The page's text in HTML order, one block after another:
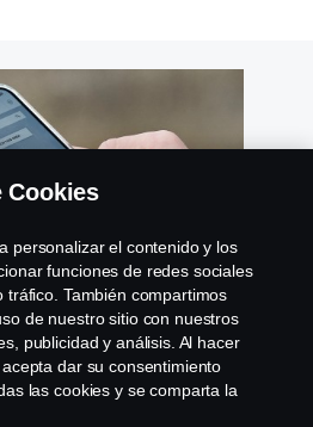
Cookies
personalizar el contenido y los
funciones de redes sociales
tráfico. También compartimos
de nuestro sitio con nuestros
publicidad y análisis. Al hacer
dar su consentimiento
las cookies y se comparta la